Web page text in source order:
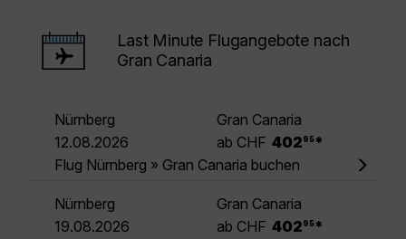
Last Minute Flugangebote nach
Gran Canaria
Nürnberg
Gran Canaria
12.08.2026
ab CHF 402 95 *
Flug Nürnberg » Gran Canaria buchen
Nürnberg
Gran Canaria
19.08.2026
ab CHF 402 95 *